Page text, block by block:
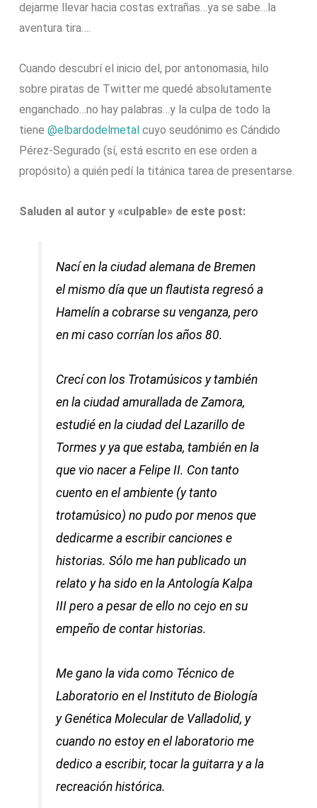
dejarme llevar hacia costas extrañas…ya se sabe…la
aventura tira….
Cuando descubrí el inicio del, por antonomasia, hilo
sobre piratas de Twitter me quedé absolutamente
enganchado…no hay palabras…y la culpa de todo la
tiene@elbardodelmetal cuyo seudónimo es Cándido
Pérez-Segurado (sí, está escrito en ese orden a
propósito) a quién pedí la titánica tarea de presentarse.
Saluden al autor y «culpable» de este post:
Nací en la ciudad alemana de Bremen
el mismo día que un flautista regresó a
Hamelín a cobrarse su venganza, pero
en mi caso corrían los años 80.
Crecí con los Trotamúsicos y también
en la ciudad amurallada de Zamora,
estudié en la ciudad del Lazarillo de
Tormes y ya que estaba, también en la
que vio nacer a Felipe II. Con tanto
cuento en el ambiente (y tanto
trotamúsico) no pudo por menos que
dedicarme a escribir canciones e
historias. Sólo me han publicado un
relato y ha sido en la Antología Kalpa
III pero a pesar de ello no cejo en su
empeño de contar historias.
Me gano la vida como Técnico de
Laboratorio en el Instituto de Biología
y Genética Molecular de Valladolid, y
cuando no estoy en el laboratorio me
dedico a escribir, tocar la guitarra y a la
recreación histórica.